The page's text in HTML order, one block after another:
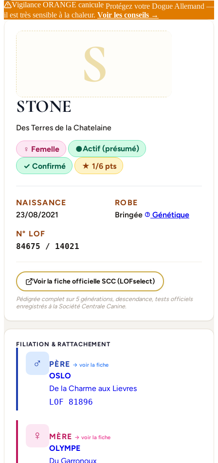
Vigilance ORANGE canicule Protégez votre Dogue Allemand —
il est très sensible à la chaleur. Voir les conseils →
S
STONE
Des Terres de la Chatelaine
♀ Femelle ●Actif (présumé)
✓ Confirmé
★ 1/6 pts
NAISSANCE
23/08/2021
ROBE
Bringée
Génétique
N° LOF
84675 / 14021
Voir la fiche officielle SCC (LOFselect)
Pédigrée complet sur 5 générations, descendance, tests officiels
enregistrés à la Société Centrale Canine.
FILIATION & RATTACHEMENT
♂ PÈRE → voir la fiche
OSLO
De la Charme aux Lievres
LOF 81896
♀ MÈRE → voir la fiche
OLYMPE
Du Garronoux